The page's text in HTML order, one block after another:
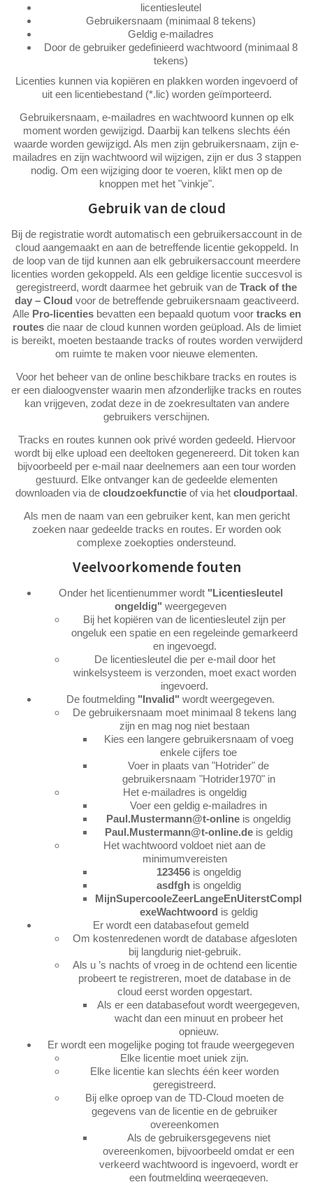
licentiesleutel
Gebruikersnaam (minimaal 8 tekens)
Geldig e-mailadres
Door de gebruiker gedefinieerd wachtwoord (minimaal 8
tekens)
Licenties kunnen via kopiëren en plakken worden ingevoerd of
uit een licentiebestand (*.lic) worden geïmporteerd.
Gebruikersnaam, e-mailadres en wachtwoord kunnen op elk
moment worden gewijzigd. Daarbij kan telkens slechts één
waarde worden gewijzigd. Als men zijn gebruikersnaam, zijn e-
mailadres en zijn wachtwoord wil wijzigen, zijn er dus 3 stappen
nodig. Om een wijziging door te voeren, klikt men op de
knoppen met het "vinkje".
Gebruik van de cloud
Bij de registratie wordt automatisch een gebruikersaccount in de
cloud aangemaakt en aan de betreffende licentie gekoppeld. In
de loop van de tijd kunnen aan elk gebruikersaccount meerdere
licenties worden gekoppeld. Als een geldige licentie succesvol is
geregistreerd, wordt daarmee het gebruik van de Track of the
day – Cloud voor de betreffende gebruikersnaam geactiveerd.
Alle Pro-licentiesbevatten een bepaald quotum voor tracks en
routesdie naar de cloud kunnen worden geüpload. Als de limiet
is bereikt, moeten bestaande tracks of routes worden verwijderd
om ruimte te maken voor nieuwe elementen.
Voor het beheer van de online beschikbare tracks en routes is
er een dialoogvenster waarin men afzonderlijke tracks en routes
kan vrijgeven, zodat deze in de zoekresultaten van andere
gebruikers verschijnen.
Tracks en routes kunnen ook privé worden gedeeld. Hiervoor
wordt bij elke upload een deeltoken gegenereerd. Dit token kan
bijvoorbeeld per e-mail naar deelnemers aan een tour worden
gestuurd. Elke ontvanger kan de gedeelde elementen
downloaden via de cloudzoekfunctie of via het cloudportaal.
Als men de naam van een gebruiker kent, kan men gericht
zoeken naar gedeelde tracks en routes. Er worden ook
complexe zoekopties ondersteund.
Veelvoorkomende fouten
Onder het licentienummer wordt "Licentiesleutel
ongeldig" weergegeven
Bij het kopiëren van de licentiesleutel zijn per
ongeluk een spatie en een regeleinde gemarkeerd
en ingevoegd.
De licentiesleutel die per e-mail door het
winkelsysteem is verzonden, moet exact worden
ingevoerd.
De foutmelding "Invalid" wordt weergegeven.
De gebruikersnaam moet minimaal 8 tekens lang
zijn en mag nog niet bestaan
Kies een langere gebruikersnaam of voeg
enkele cijfers toe
Voer in plaats van "Hotrider" de
gebruikersnaam "Hotrider1970" in
Het e-mailadres is ongeldig
Voer een geldig e-mailadres in
Paul.Mustermann@t-online is ongeldig
Paul.Mustermann@t-online.deis geldig
Het wachtwoord voldoet niet aan de
minimumvereisten
123456is ongeldig
asdfghis ongeldig
MijnSupercooleZeerLangeEnUiterstCompl
exeWachtwoord is geldig
Er wordt een databasefout gemeld
Om kostenredenen wordt de database afgesloten
bij langdurig niet-gebruik.
Als u ’s nachts of vroeg in de ochtend een licentie
probeert te registreren, moet de database in de
cloud eerst worden opgestart.
Als er een databasefout wordt weergegeven,
wacht dan een minuut en probeer het
opnieuw.
Er wordt een mogelijke poging tot fraude weergegeven
Elke licentie moet uniek zijn.
Elke licentie kan slechts één keer worden
geregistreerd.
Bij elke oproep van de TD-Cloud moeten de
gegevens van de licentie en de gebruiker
overeenkomen
Als de gebruikersgegevens niet
overeenkomen, bijvoorbeeld omdat er een
verkeerd wachtwoord is ingevoerd, wordt er
een foutmelding weergegeven.